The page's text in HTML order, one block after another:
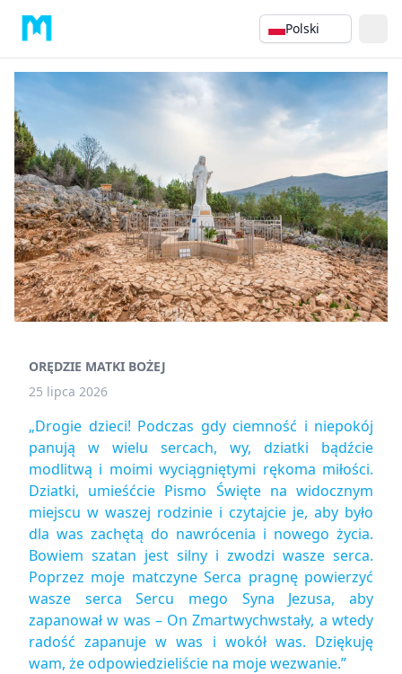
Polski
ORĘDZIE MATKI BOŻEJ
25 lipca 2026
„Drogie dzieci! Podczas gdy ciemność i niepokój
panują w wielu sercach, wy, dziatki bądźcie
modlitwą i moimi wyciągniętymi rękoma miłości.
Dziatki, umieśćcie Pismo Święte na widocznym
miejscu w waszej rodzinie i czytajcie je, aby było
dla was zachętą do nawrócenia i nowego życia.
Bowiem szatan jest silny i zwodzi wasze serca.
Poprzez moje matczyne Serca pragnę powierzyć
wasze serca Sercu mego Syna Jezusa, aby
zapanował w was – On Zmartwychwstały, a wtedy
radość zapanuje w was i wokół was. Dziękuję
wam, że odpowiedzieliście na moje wezwanie.”